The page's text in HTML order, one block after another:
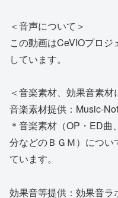
＜音声について＞
この動画はCeVIOプロ
しています。
＜音楽素材、効果音素材
音楽素材提供：Music-
＊音楽素材（OP・ED
分などのＢＧＭ）につ
ています。
効果音等提供：効果音ラ